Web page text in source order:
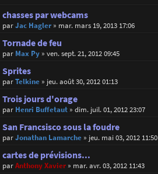
chasses par webcams
parJac Hagler» mar. mars 19, 2013 17:06
Tornade de feu
par Max Py» ven. sept. 21, 2012 09:45
Sprites
parTelkine» jeu. août 30, 2012 01:13
Trois jours d'orage
par Henri Buffetaut» dim. juil. 01, 2012 23:07
San Francsisco sous la foudre
parJonathan Lamarche» jeu. mai 03, 2012 11:50
cartes de prévisions...
parAnthony Xavier» mar. avr. 03, 2012 11:43